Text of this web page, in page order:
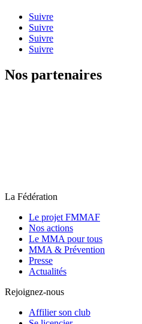
Suivre
Suivre
Suivre
Suivre
Nos partenaires
La Fédération
Le projet FMMAF
Nos actions
Le MMA pour tous
MMA & Prévention
Presse
Actualités
Rejoignez-nous
Affilier son club